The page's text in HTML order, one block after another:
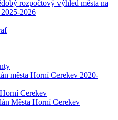
rozpočtový výhled města na
2026
města Horní Cerekev 2020-
Cerekev
Města Horní Cerekev